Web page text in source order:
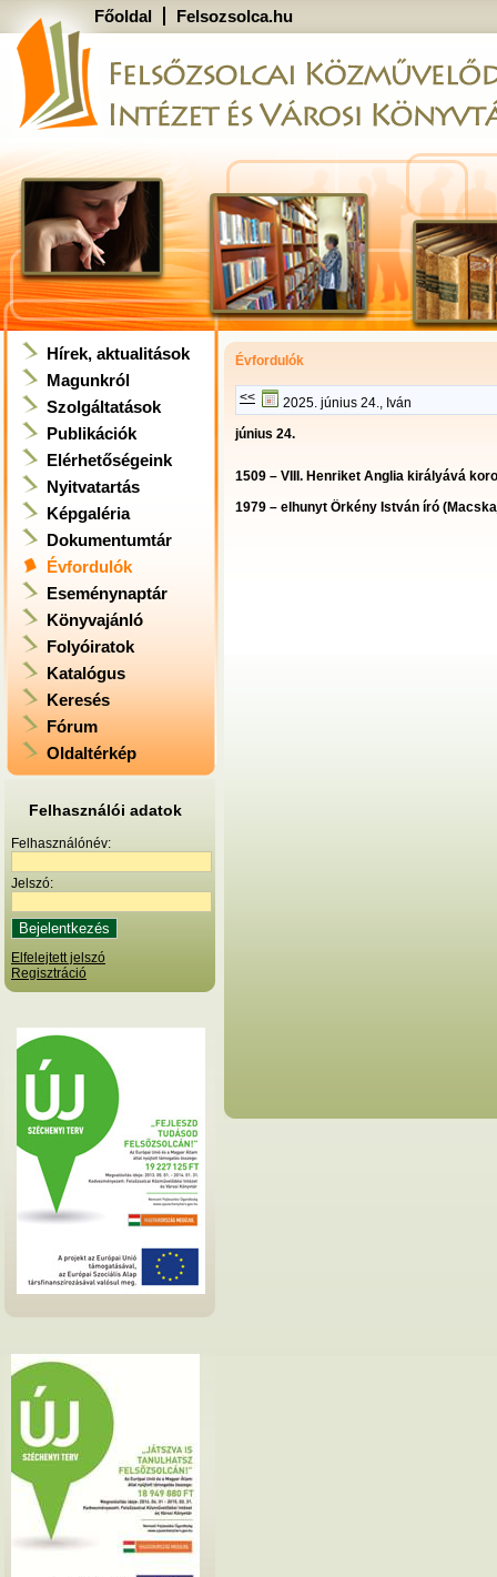
Főoldal Felsozsolca.hu
Hírek, aktualitások
Magunkról
Szolgáltatások
Publikációk
Elérhetőségeink
Nyitvatartás
Képgaléria
Dokumentumtár
Évfordulók
Eseménynaptár
Könyvajánló
Folyóiratok
Katalógus
Keresés
Fórum
Oldaltérkép
Felhasználói adatok
Felhasználónév:
Jelszó:
Elfelejtett jelszó
Regisztráció
Évfordulók
<<
2025. június 24., Iván
június 24.
1509 – VIII. Henriket Anglia királyává
1979 – elhunyt Örkény István író